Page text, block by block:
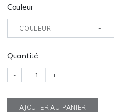
Couleur
COULEUR
Quantité
- +
AJOUTER AU PANIER